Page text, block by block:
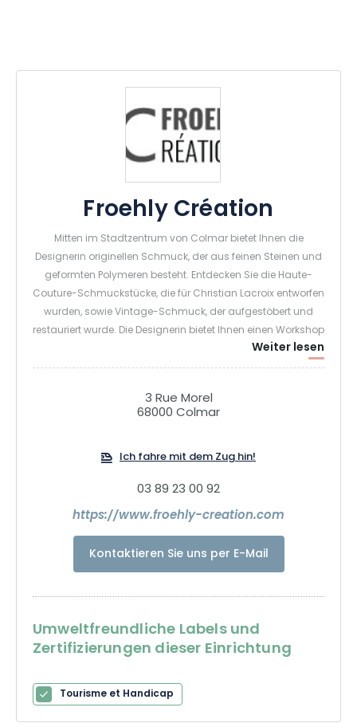
Froehly Création
Mitten im Stadtzentrum von Colmar bietet Ihnen die
Designerin originellen Schmuck, der aus feinen Steinen und
geformten Polymeren besteht. Entdecken Sie die Haute-
Couture-Schmuckstücke, die für Christian Lacroix entworfen
wurden, sowie Vintage-Schmuck, der aufgestöbert und
restauriert wurde. Die Designerin bietet Ihnen einen Workshop
“Sens et Matière” an, in dem Sie Ihr eigenes Schmuckstück
kreieren können.
Weiter lesen
3 Rue Morel
68000 Colmar
Ich fahre mit dem Zug hin!
03 89 23 00 92
https://www.froehly-creation.com
Kontaktieren Sie uns per E-Mail
Umweltfreundliche Labels und
Zertifizierungen dieser Einrichtung
Tourisme et Handicap